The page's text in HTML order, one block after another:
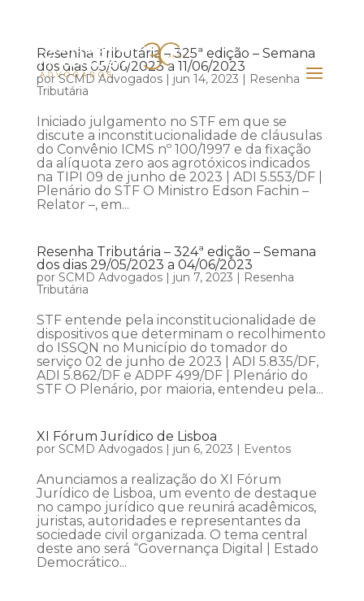
Resenha Tributária – 325ª edição – Semana
dos dias 05/06/2023 a 11/06/2023
porSCMD Advogados| jun 14, 2023 | Resenha
Tributária
Iniciado julgamento no STF em que se
discute a inconstitucionalidade de cláusulas
do Convênio ICMS nº 100/1997 e da fixação
da alíquota zero aos agrotóxicos indicados
na TIPI 09 de junho de 2023 | ADI 5.553/DF |
Plenário do STF O Ministro Edson Fachin –
Relator –, em...
Resenha Tributária – 324ª edição – Semana
dos dias 29/05/2023 a 04/06/2023
por SCMD Advogados| jun 7, 2023 | Resenha
Tributária
STF entende pela inconstitucionalidade de
dispositivos que determinam o recolhimento
do ISSQN no Município do tomador do
serviço 02 de junho de 2023 | ADI 5.835/DF,
ADI 5.862/DF e ADPF 499/DF | Plenário do
STF O Plenário, por maioria, entendeu pela...
XI Fórum Jurídico de Lisboa
por SCMD Advogados| jun 6, 2023 | Eventos
Anunciamos a realização do XI Fórum
Jurídico de Lisboa, um evento de destaque
no campo jurídico que reunirá acadêmicos,
juristas, autoridades e representantes da
sociedade civil organizada. O tema central
deste ano será “Governança Digital | Estado
Democrático...